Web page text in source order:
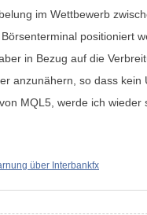
im Wettbewerb
positioniert
in Bezug auf die
anzunähern, so dass
MQL5, werde ich wieder
über Interbankfx